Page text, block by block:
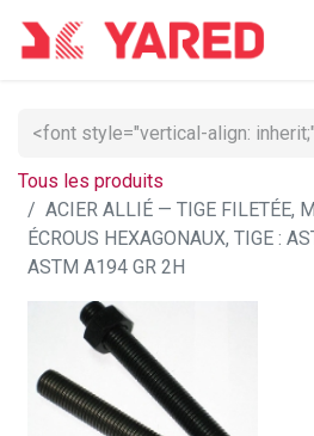
Tous les produits
ACIER ALLIÉ — TIGE FILETÉE,
ÉCROUS HEXAGONAUX, TIGE :
ASTM A194 GR 2H